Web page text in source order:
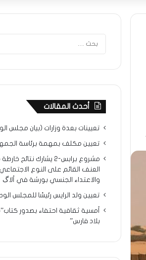
أحدث المقالات
تعيينات بعدة وزارات (بيان مجلس
تعيين مكلف بمهمة برئاسة
مشروع برابس-2 يشارك
العنف القائم على النوع
والاعتداء الجنسي بورشة في ألاگ
تعيين ولد الرايس رئيسًا للمجلس
أمسية ثقافية احتفاء بصدور
بلاد فارس”